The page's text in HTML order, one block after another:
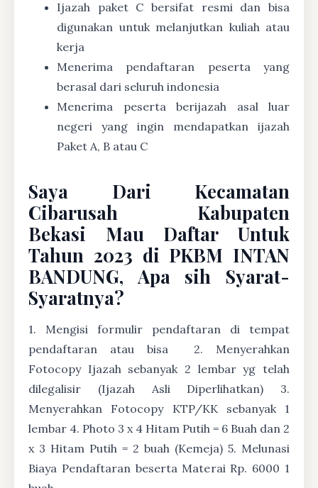
Ijazah paket C bersifat resmi dan bisa
digunakan untuk melanjutkan kuliah atau
kerja
Menerima pendaftaran peserta yang
berasal dari seluruh indonesia
Menerima peserta berijazah asal luar
negeri yang ingin mendapatkan ijazah
Paket A, B atau C
Saya Dari Kecamatan
Cibarusah Kabupaten
Bekasi Mau Daftar Untuk
Tahun 2023 di PKBM INTAN
BANDUNG, Apa sih Syarat-
Syaratnya?
1. Mengisi formulir pendaftaran di tempat
pendaftaran atau bisa
2. Menyerahkan
Fotocopy Ijazah sebanyak 2 lembar yg telah
dilegalisir (Ijazah Asli Diperlihatkan) 3.
Menyerahkan Fotocopy KTP/KK sebanyak 1
lembar 4. Photo 3 x 4 Hitam Putih = 6 Buah dan 2
x 3 Hitam Putih = 2 buah (Kemeja) 5. Melunasi
Biaya Pendaftaran beserta Materai Rp. 6000 1